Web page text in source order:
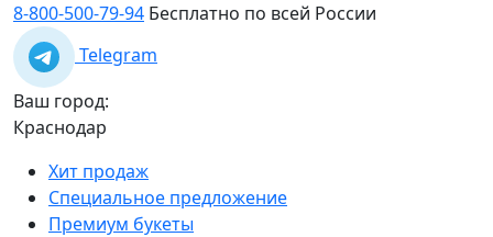
8-800-500-79-94 Бесплатно по всей России
Telegram
Ваш город:
Краснодар
Хит продаж
Специальное предложение
Премиум букеты